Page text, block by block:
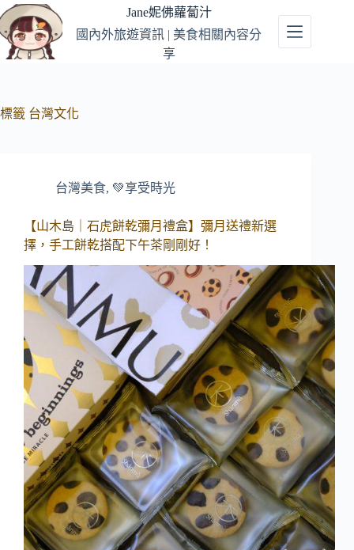
跳
至
主
容
Jane妮佛蘿蔔汁
國內外旅遊資訊 | 美食相關內容分
享
標籤 台灣文化
台灣美食, 💚享受時光
【山木島｜石虎餅乾彌月禮盒】彌月送禮新選
擇，手工餅乾搭配下午茶剛剛好！